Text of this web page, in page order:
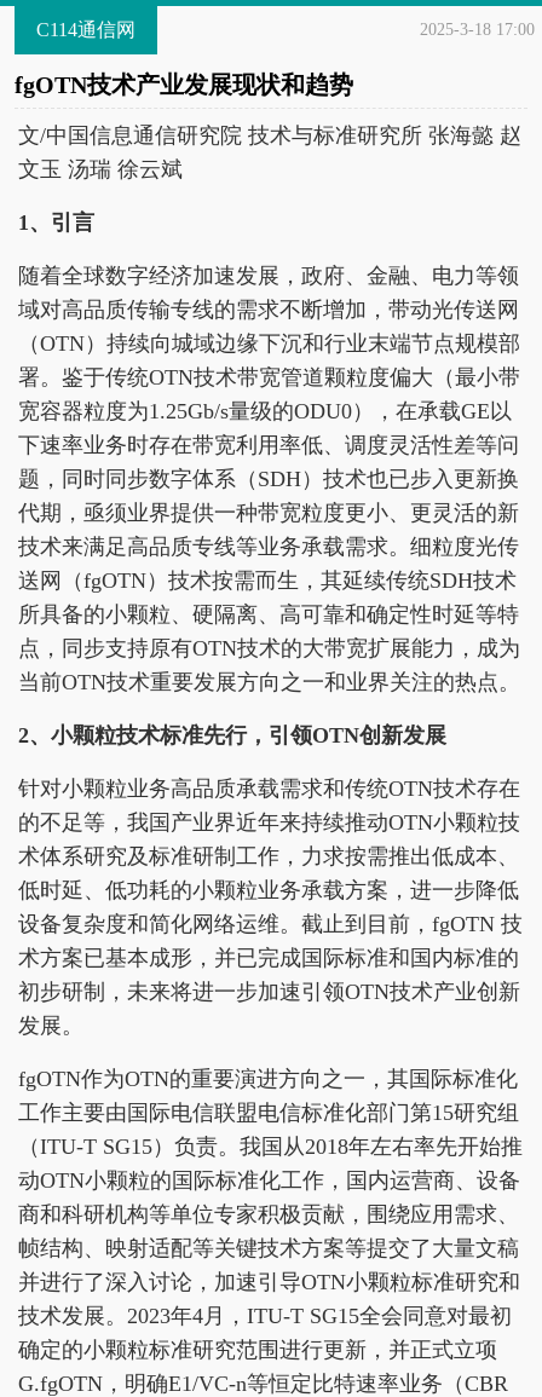
C114通信网 2025-3-18 17:00
fgOTN技术产业发展现状和趋势
文/中国信息通信研究院 技术与标准研究所 张海懿 赵
文玉 汤瑞 徐云斌
1、引言
随着全球数字经济加速发展，政府、金融、电力等领
域对高品质传输专线的需求不断增加，带动光传送网
（OTN）持续向城域边缘下沉和行业末端节点规模部
署。鉴于传统OTN技术带宽管道颗粒度偏大（最小带
宽容器粒度为1.25Gb/s量级的ODU0），在承载GE以
下速率业务时存在带宽利用率低、调度灵活性差等问
题，同时同步数字体系（SDH）技术也已步入更新换
代期，亟须业界提供一种带宽粒度更小、更灵活的新
技术来满足高品质专线等业务承载需求。细粒度光传
送网（fgOTN）技术按需而生，其延续传统SDH技术
所具备的小颗粒、硬隔离、高可靠和确定性时延等特
点，同步支持原有OTN技术的大带宽扩展能力，成为
当前OTN技术重要发展方向之一和业界关注的热点。
2、小颗粒技术标准先行，引领OTN创新发展
针对小颗粒业务高品质承载需求和传统OTN技术存在
的不足等，我国产业界近年来持续推动OTN小颗粒技
术体系研究及标准研制工作，力求按需推出低成本、
低时延、低功耗的小颗粒业务承载方案，进一步降低
设备复杂度和简化网络运维。截止到目前，fgOTN 技
术方案已基本成形，并已完成国际标准和国内标准的
初步研制，未来将进一步加速引领OTN技术产业创新
发展。
fgOTN作为OTN的重要演进方向之一，其国际标准化
工作主要由国际电信联盟电信标准化部门第15研究组
（ITU-T SG15）负责。我国从2018年左右率先开始推
动OTN小颗粒的国际标准化工作，国内运营商、设备
商和科研机构等单位专家积极贡献，围绕应用需求、
帧结构、映射适配等关键技术方案等提交了大量文稿
并进行了深入讨论，加速引导OTN小颗粒标准研究和
技术发展。2023年4月，ITU-T SG15全会同意对最初
确定的小颗粒标准研究范围进行更新，并正式立项
G.fgOTN，明确E1/VC-n等恒定比特速率业务（CBR